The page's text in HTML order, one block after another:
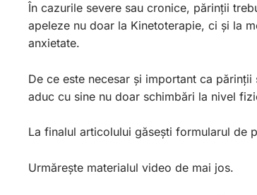
În cazurile severe sau cronice, părinții
apeleze nu doar la Kinetoterapie, ci și la
anxietate.
De ce este necesar și important ca
aduc cu sine nu doar schimbări la nivel
La finalul articolului găsești formularul de
Urmărește materialul video de mai jos.